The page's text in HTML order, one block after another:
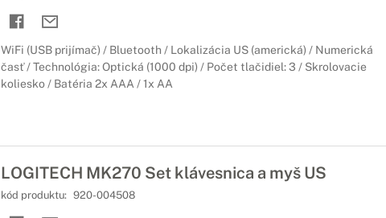
WiFi (USB prijímač) / Bluetooth / Lokalizácia US (americká) / Numerická
časť / Technológia: Optická (1000 dpi) / Počet tlačidiel: 3 / Skrolovacie
koliesko / Batéria 2x AAA / 1x AA
LOGITECH MK270 Set klávesnica a myš US
kód produktu: 920-004508